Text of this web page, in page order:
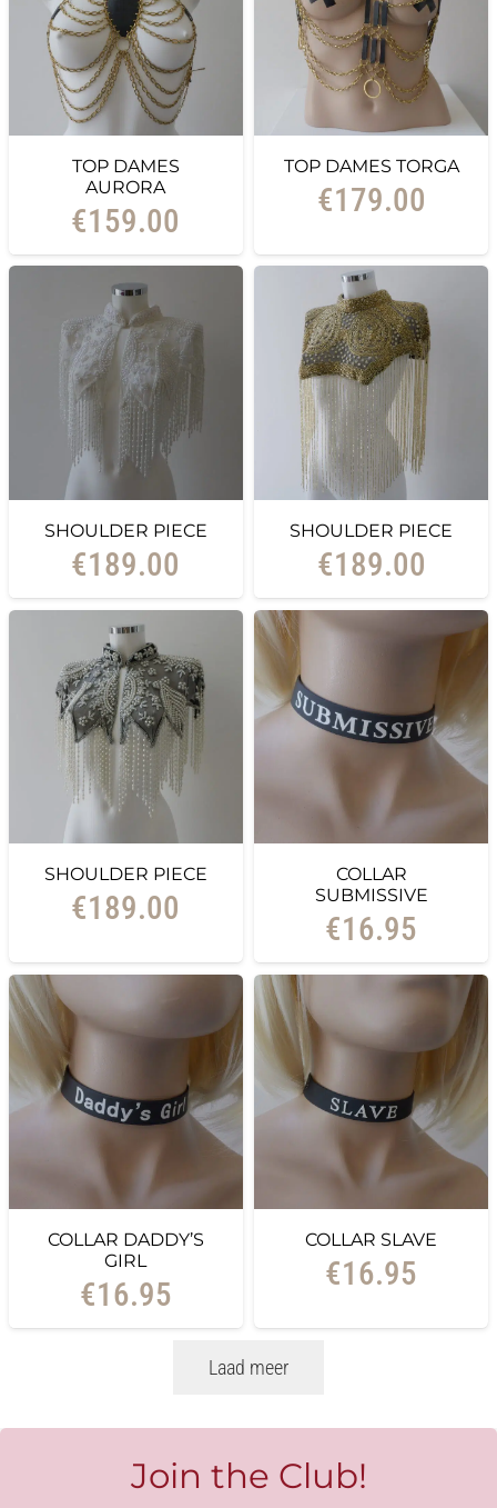
TOP DAMES
AURORA
€159.00
TOP DAMES TORGA
€179.00
SHOULDER PIECE
€189.00
SHOULDER PIECE
€189.00
SHOULDER PIECE
€189.00
COLLAR
SUBMISSIVE
€16.95
COLLAR DADDY’S
GIRL
€16.95
COLLAR SLAVE
€16.95
Laad meer
Join the Club!